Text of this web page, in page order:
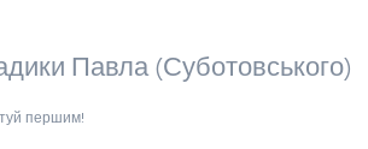
Павла (Суботовського)
першим!